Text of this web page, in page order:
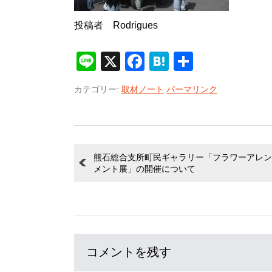
投稿者 Rodrigues
Line
X Facebook
Hatena
有
カテゴリー: 取材ノート パーマリンク
熊石総合支所町民ギャラリー「フラワーアレ
メント展」の開催について
コメントを残す